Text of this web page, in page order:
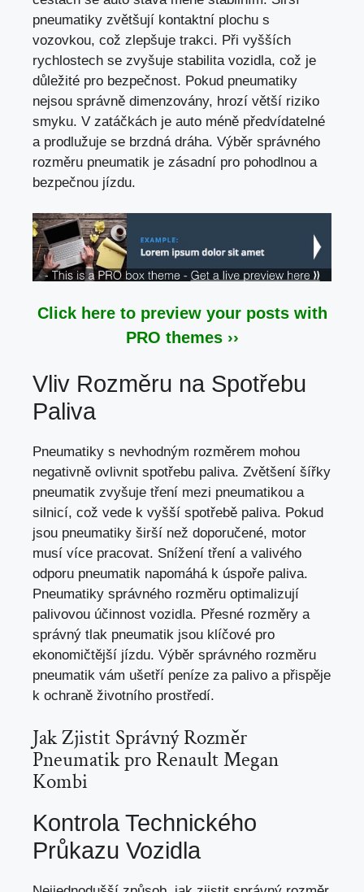
pneumatiky zvětšují kontaktní plochu s
vozovkou, což zlepšuje trakci. Při vyšších
rychlostech se zvyšuje stabilita vozidla, což je
důležité pro bezpečnost. Pokud pneumatiky
nejsou správně dimenzovány, hrozí větší riziko
smyku. V zatáčkách je auto méně předvídatelné
a prodlužuje se brzdná dráha. Výběr správného
rozměru pneumatik je zásadní pro pohodlnou a
bezpečnou jízdu.
Click here to preview your posts with
PRO themes ››
Vliv Rozměru na Spotřebu
Paliva
Pneumatiky s nevhodným rozměrem mohou
negativně ovlivnit spotřebu paliva. Zvětšení šířky
pneumatik zvyšuje tření mezi pneumatikou a
silnicí, což vede k vyšší spotřebě paliva. Pokud
jsou pneumatiky širší než doporučené, motor
musí více pracovat. Snížení tření a valivého
odporu pneumatik napomáhá k úspoře paliva.
Pneumatiky správného rozměru optimalizují
palivovou účinnost vozidla. Přesné rozměry a
správný tlak pneumatik jsou klíčové pro
ekonomičtější jízdu. Výběr správného rozměru
pneumatik vám ušetří peníze za palivo a přispěje
k ochraně životního prostředí.
Jak Zjistit Správný Rozměr
Pneumatik pro Renault Megan
Kombi
Kontrola Technického
Průkazu Vozidla